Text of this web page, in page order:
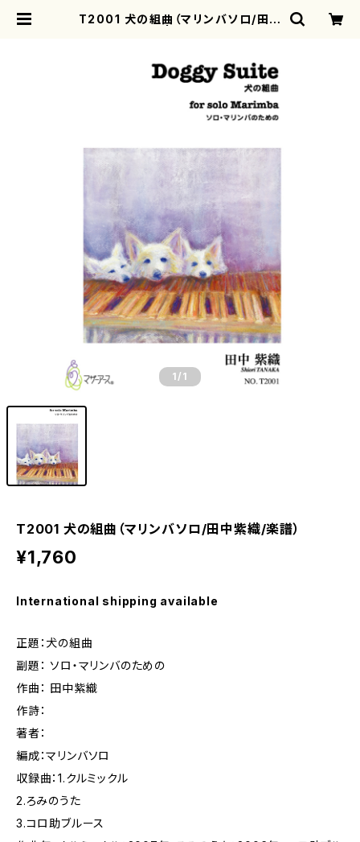
T2001 犬の組曲（マリンバソロ/田中
1 /1
T2001 犬の組曲（マリンバソロ/田中紫織/楽譜）
¥1,760
International shipping available
正題：犬の組曲
副題： ソロ・マリンバのための
作曲： 田中紫織
作詩：
著者：
編成：マリンバソロ
収録曲：1.クルミックル
2.ろみのうた
3.コロ助ブルース